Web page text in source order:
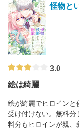
怪物と
3.0
絵は綺麗
絵が綺麗でヒロインと
受け付けない。無料分
料分もヒロインが親、